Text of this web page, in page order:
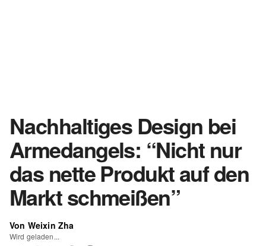
Nachhaltiges Design bei
Armedangels: “Nicht nur
das nette Produkt auf den
Markt schmeißen”
Von Weixin Zha
Wird geladen...